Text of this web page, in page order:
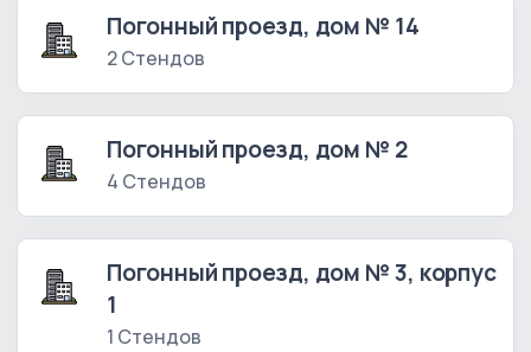
Погонный проезд, дом № 14
2 Стендов
Погонный проезд, дом № 2
4 Стендов
Погонный проезд, дом № 3, корпус
1
1 Стендов